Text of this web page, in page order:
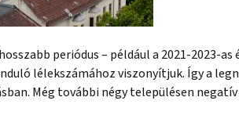
periódus – például a 2021-2023-as
lélekszámához viszonyítjuk. Így a
Még további négy településen negatív